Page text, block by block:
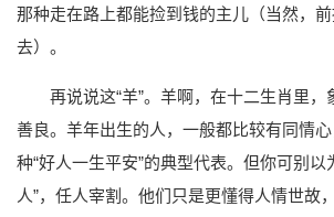
那种走在路上都能捡到钱的主儿（当然，
去）。
再说说这“羊”。羊啊，在十二生肖里，
善良。羊年出生的人，一般都比较有同情
种“好人一生平安”的典型代表。但你可别以
人”，任人宰割。他们只是更懂得人情世故